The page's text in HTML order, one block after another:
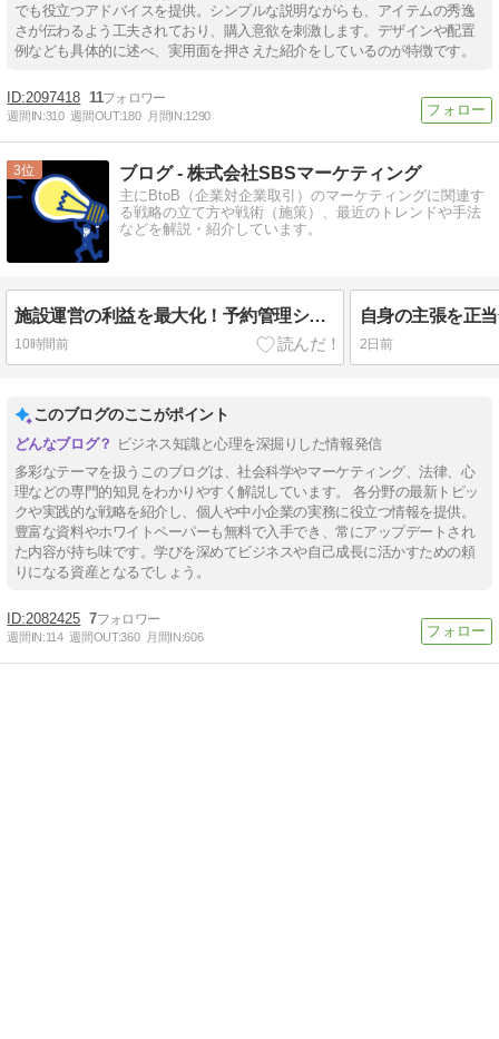
でも役立つアドバイスを提供。シンプルな説明ながらも、アイテムの秀逸
さが伝わるよう工夫されており、購入意欲を刺激します。デザインや配置
例なども具体的に述べ、実用面を押さえた紹介をしているのが特徴です。
2097418 11
週間IN:310 週間OUT:180 月間IN:1290
3 ブログ - 株式会社SBSマーケティング
主にBtoB（企業対企業取引）のマーケティングに関連す
る戦略の立て方や戦術（施策）、最近のトレンドや手法
などを解説・紹介しています。
施設運営の利益を最大化！予約管理システム『Spekan』
10時間前 2日前
このブログのここがポイント
ビジネス知識と心理を深掘りした情報発信
多彩なテーマを扱うこのブログは、社会科学やマーケティング、法律、心
理などの専門的知見をわかりやすく解説しています。 各分野の最新トピッ
クや実践的な戦略を紹介し、個人や中小企業の実務に役立つ情報を提供。
豊富な資料やホワイトペーパーも無料で入手でき、常にアップデートされ
た内容が持ち味です。学びを深めてビジネスや自己成長に活かすための頼
りになる資産となるでしょう。
2082425 7
週間IN:114 週間OUT:360 月間IN:606